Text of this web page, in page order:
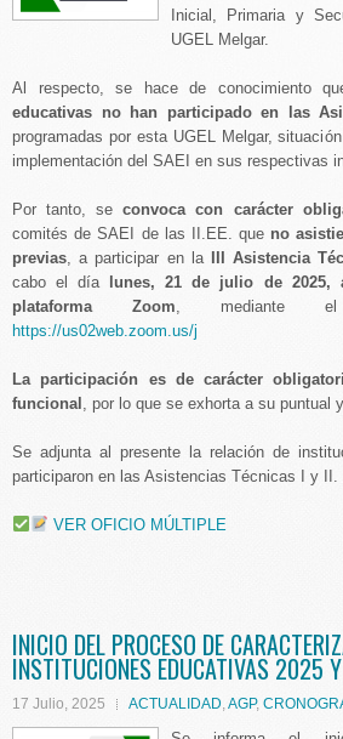
Inicial, Primaria y
UGEL Melgar.
Al respecto, se hace de conocimiento
educativas no han participado en las
programadas por esta UGEL Melgar,
implementación del SAEI en sus respectivas
Por tanto, seconvoca con carácter
comités de SAEI de las II.EE. que no
previas , a participar en la III Asistencia
cabo el día
lunes, 21 de julio de
plataforma Zoom , mediante el
https://us02web.zoom.us/j
La participación es de carácter
funcional
, por lo que se exhorta a su puntual
Se adjunta al presente la relación de
participaron en las Asistencias Técnicas I y II.
VER OFICIO MÚLTIPLE
INICIO DEL PROCESO DE
INSTITUCIONES EDUCATIVAS 2025
17 Julio, 2025 ACTUALIDAD,AGP,